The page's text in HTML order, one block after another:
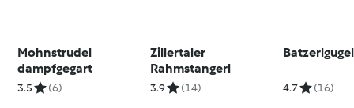
Mohnstrudel
dampfgegart
3.5 (6)
Zillertaler
Rahmstangerl
3.9 (14) 4.7 (16)